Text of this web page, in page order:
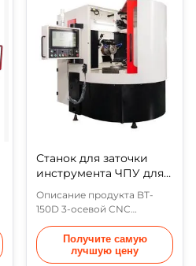
является а пятиосный и
пятизвенный машина
инструмент, в который тот
Х ,Да ,З является а
линейный сервопривод
вал и тот А , С два топоры ...
Станок для заточки
инструмента ЧПУ для
пластин, сверл и
концевых фрез
Описание продукта BT-
150D 3-осевой CNC
PCD&PCBN шлифовальный
инструмент изготовлен из
шлифовального колесаось
Получите самую
лучшую цену